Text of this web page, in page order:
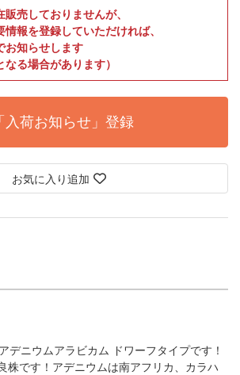
売しておりませんが、
報を登録していただければ、
お知らせします
なる場合があります）
「入荷お知らせ」登録
お気に入り追加
ニウムアラビカム ドワーフタイプです！
株です！アデニウムは南アフリカ、カラハ